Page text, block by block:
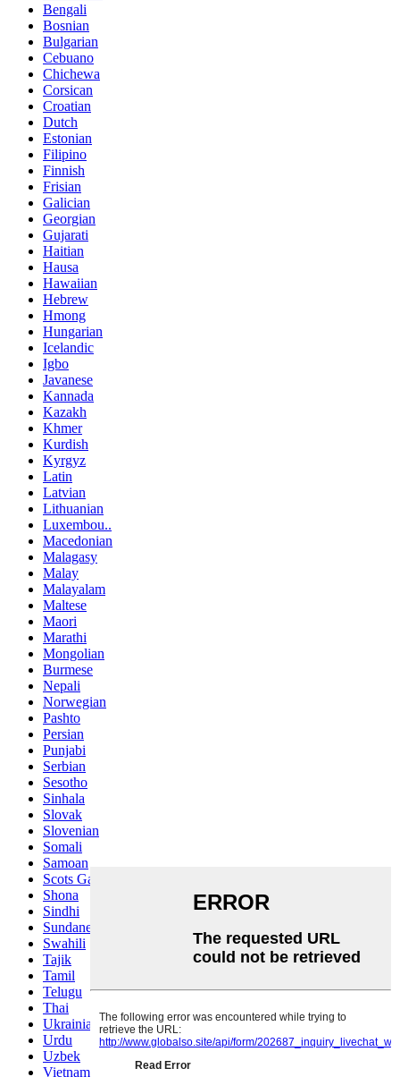
Bengali
Bosnian
Bulgarian
Cebuano
Chichewa
Corsican
Croatian
Dutch
Estonian
Filipino
Finnish
Frisian
Galician
Georgian
Gujarati
Haitian
Hausa
Hawaiian
Hebrew
Hmong
Hungarian
Icelandic
Igbo
Javanese
Kannada
Kazakh
Khmer
Kurdish
Kyrgyz
Latin
Latvian
Lithuanian
Luxembou..
Macedonian
Malagasy
Malay
Malayalam
Maltese
Maori
Marathi
Mongolian
Burmese
Nepali
Norwegian
Pashto
Persian
Punjabi
Serbian
Sesotho
Sinhala
Slovak
Slovenian
Somali
Samoan
Scots Gaelic
Shona
Sindhi
Sundanese
Swahili
Tajik
Tamil
Telugu
Thai
Ukrainian
Urdu
Uzbek
Vietnamese